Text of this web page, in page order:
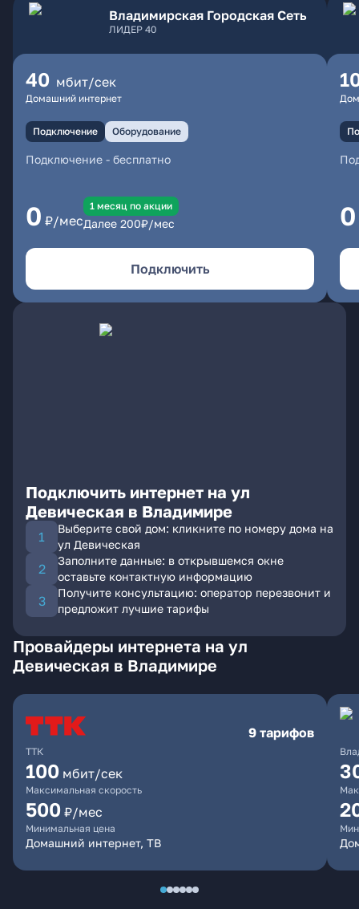
Владимирская Городская Сеть
ЛИДЕР 40
40 мбит/сек
Домашний интернет
Подключение Оборудование
Подключение - бесплатно
0 ₽/мес
1 месяц по акции
Далее 200₽/мес
Подключить
0
Подключить интернет на ул
Девическая в Владимире
Выберите свой дом: кликните по номеру дома на
ул Девическая
Заполните данные: в открывшемся окне
оставьте контактную информацию
Получите консультацию: оператор перезвонит и
предложит лучшие тарифы
Провайдеры интернета на ул
Девическая в Владимире
ТТК
9 тарифов
100 мбит/сек
Максимальная скорость
500 ₽/мес
Минимальная цена
Домашний интернет, ТВ